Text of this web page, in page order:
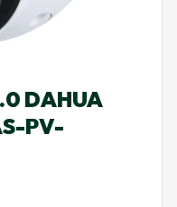
DAHUA
PV-